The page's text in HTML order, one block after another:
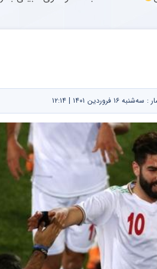
۱۶ فروردین ۱۴۰۱ | ۱۲:۱۴
مشاوره